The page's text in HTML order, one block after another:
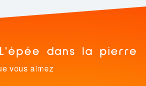
dans la pierre
vous aimez